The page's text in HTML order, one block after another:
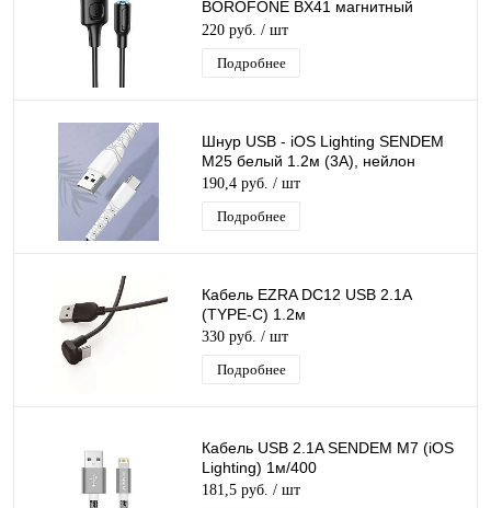
BOROFONE BX41 магнитный
разъем съемный,шнур для
телефона черный 2.4A, длина 1м
220 руб. / шт
Подробнее
Шнур USB - iOS Lighting SENDEM
M25 белый 1.2м (3А), нейлон
190,4 руб. / шт
Подробнее
Кабель EZRA DC12 USB 2.1A
(TYPE-C) 1.2м
330 руб. / шт
Подробнее
Кабель USB 2.1A SENDEM M7 (iOS
Lighting) 1м/400
181,5 руб. / шт